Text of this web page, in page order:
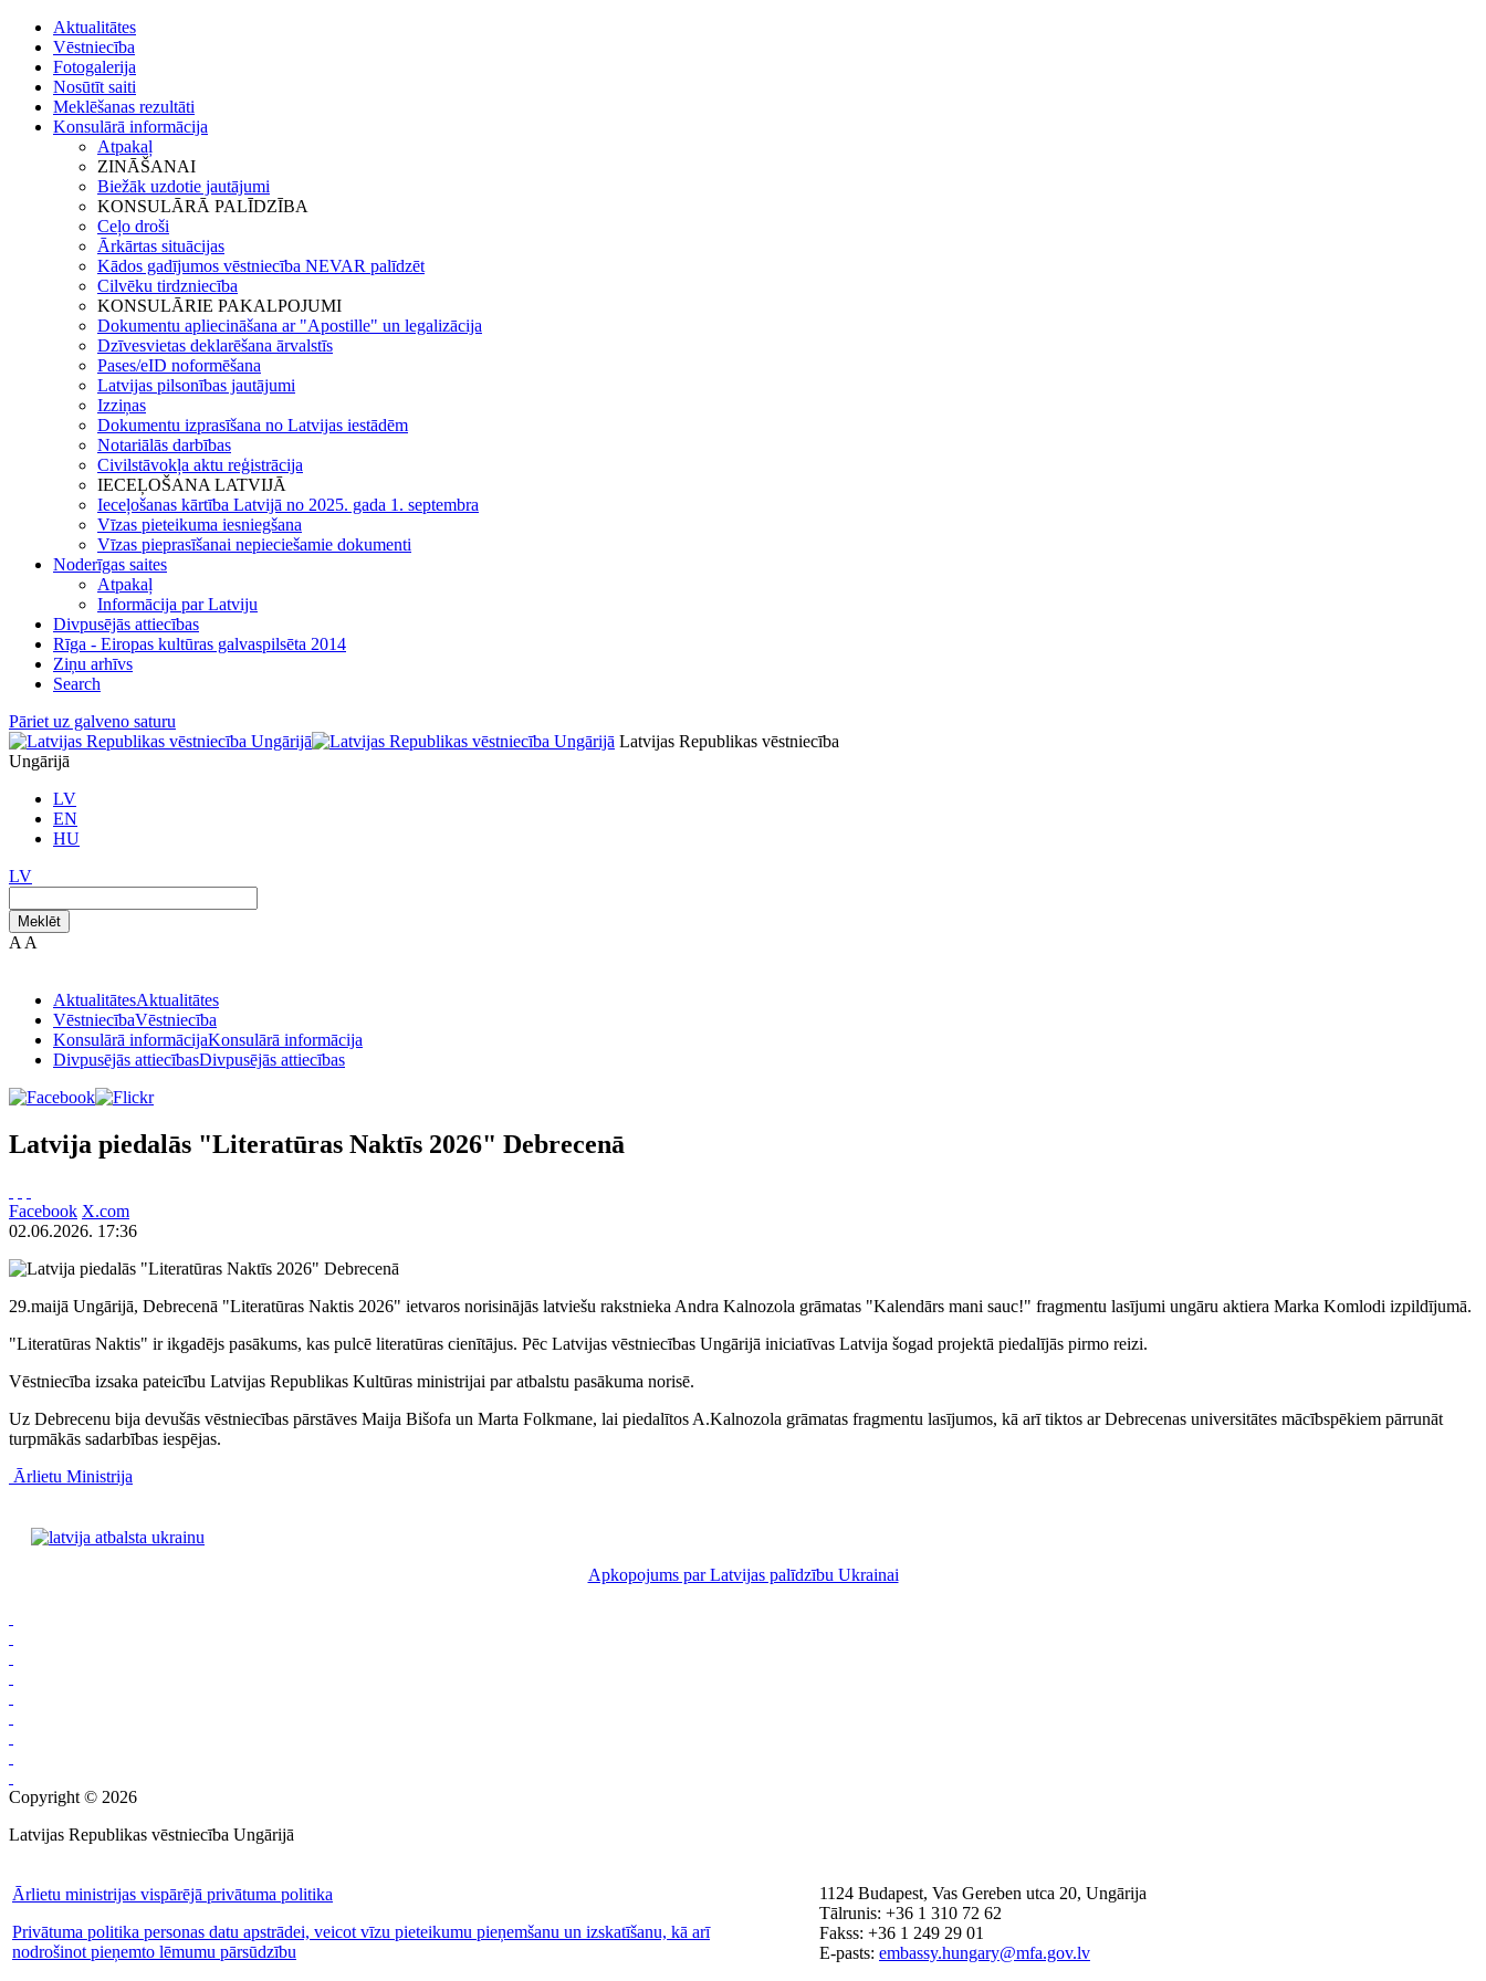
Aktualitātes
Vēstniecība
Fotogalerija
Nosūtīt saiti
Meklēšanas rezultāti
Konsulārā informācija
Atpakaļ
ZINĀŠANAI
Biežāk uzdotie jautājumi
KONSULĀRĀ PALĪDZĪBA
Ceļo droši
Ārkārtas situācijas
Kādos gadījumos vēstniecība NEVAR palīdzēt
Cilvēku tirdzniecība
KONSULĀRIE PAKALPOJUMI
Dokumentu apliecināšana ar "Apostille" un legalizācija
Dzīvesvietas deklarēšana ārvalstīs
Pases/eID noformēšana
Latvijas pilsonības jautājumi
Izziņas
Dokumentu izprasīšana no Latvijas iestādēm
Notariālās darbības
Civilstāvokļa aktu reģistrācija
IECEĻOŠANA LATVIJĀ
Ieceļošanas kārtība Latvijā no 2025. gada 1. septembra
Vīzas pieteikuma iesniegšana
Vīzas pieprasīšanai nepieciešamie dokumenti
Noderīgas saites
Atpakaļ
Informācija par Latviju
Divpusējās attiecības
Rīga - Eiropas kultūras galvaspilsēta 2014
Ziņu arhīvs
Search
Pāriet uz galveno saturu
Latvijas Republikas vēstniecība
Ungārijā
LV
EN
HU
LV
Meklēt
A A
AktualitātesAktualitātes
VēstniecībaVēstniecība
Konsulārā informācijaKonsulārā informācija
Divpusējās attiecībasDivpusējās attiecības
Latvija piedalās "Literatūras Naktīs 2026" Debrecenā
Facebook X.com
02.06.2026. 17:36
29.maijā Ungārijā, Debrecenā "Literatūras Naktis 2026" ietvaros norisinājās latviešu rakstnieka Andra Kalnozola grāmatas "Kalendārs mani sauc!" fragmentu lasījumi ungāru aktiera Marka Komlodi izpildījumā.
"Literatūras Naktis" ir ikgadējs pasākums, kas pulcē literatūras cienītājus. Pēc Latvijas vēstniecības Ungārijā iniciatīvas Latvija šogad projektā piedalījās pirmo reizi.
Vēstniecība izsaka pateicību Latvijas Republikas Kultūras ministrijai par atbalstu pasākuma norisē.
Uz Debrecenu bija devušās vēstniecības pārstāves Maija Bišofa un Marta Folkmane, lai piedalītos A.Kalnozola grāmatas fragmentu lasījumos, kā arī tiktos ar Debrecenas universitātes mācībspēkiem pārrunāt
turpmākās sadarbības iespējas.
Ārlietu Ministrija
Apkopojums par Latvijas palīdzību Ukrainai
Copyright © 2026
Latvijas Republikas vēstniecība Ungārijā
Ārlietu ministrijas vispārējā privātuma politika
Privātuma politika personas datu apstrādei, veicot vīzu pieteikumu pieņemšanu un izskatīšanu, kā arī
nodrošinot pieņemto lēmumu pārsūdzību
1124 Budapest, Vas Gereben utca 20, Ungārija
Tālrunis: +36 1 310 72 62
Fakss: +36 1 249 29 01
E-pasts: embassy.hungary@mfa.gov.lv